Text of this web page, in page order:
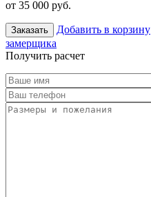
от 35 000 руб.
Заказать Добавить в корзину
замерщика
Получить расчет